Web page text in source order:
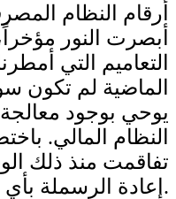
أرقام النظام
أبصرت النور
التعاميم التي
الماضية لم تكون
يوحي بوجود معالجة
النظام المالي.
تفاقمت منذ ذلك
إعادة الرسملة بأي تقدّم على مستوى تعثّرها.